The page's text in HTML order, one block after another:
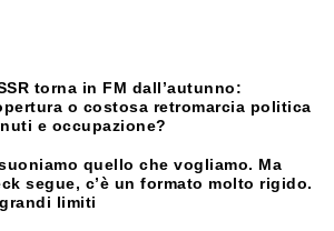
torna in FM dall’autunno:
o costosa retromarcia politica
e occupazione?
quello che vogliamo. Ma
segue, c’è un formato molto rigido.
limiti